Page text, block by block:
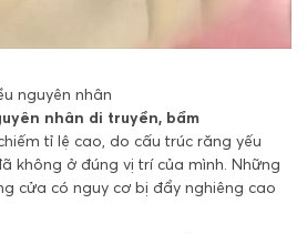
nguyên nhân
nhân di truyền, bẩm
tỉ lệ cao, do cấu trúc răng yếu
không ở đúng vị trí của mình. Những
cửa có nguy cơ bị đẩy nghiêng cao